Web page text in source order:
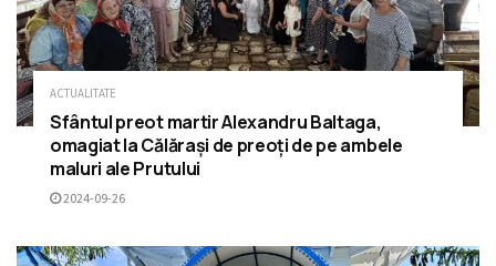
ACTUALITATE
Sfântul preot martir Alexandru Baltaga,
omagiat la Călărași de preoți de pe ambele
maluri ale Prutului
2024-09-26